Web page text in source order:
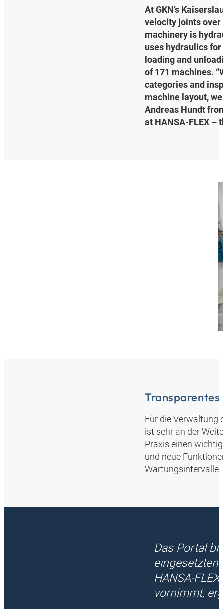
At GKN’s
velocity joints over
machinery is
uses hydraulics
loading and
of 171 machines.
categories and
machine layout,
Andreas Hundt
at HANSA‑FLEX
Für die Verwaltung
ist sehr an der
Praxis einen
und neue
Wartungsintervalle.
Das Portal
eingesetzten
vornimmt,